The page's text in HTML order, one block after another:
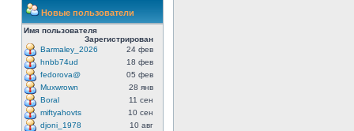
Новые пользователи
Имя пользователя
Зарегистрирован
Barmaley_2026
24 фев
hnbb74ud
18 фев
fedorova@
05 фев
Muxwrown
28 янв
Boral
11 сен
miftyahovts
10 сен
djoni_1978
10 авг